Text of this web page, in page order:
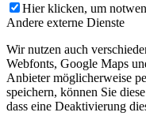
Hier klicken, um
Andere externe Dienste
Wir nutzen auch
Webfonts, Google Maps
Anbieter möglicherweise
speichern, können Sie
dass eine Deaktivierung